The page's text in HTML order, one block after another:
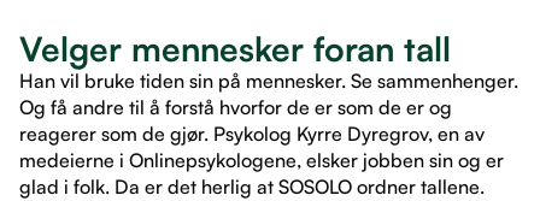
Velger mennesker foran tall
Han vil bruke tiden sin på mennesker. Se sammenhenger.
Og få andre til å forstå hvorfor de er som de er og
reagerer som de gjør. Psykolog Kyrre Dyregrov, en av
medeierne i Onlinepsykologene, elsker jobben sin og er
glad i folk. Da er det herlig at SOSOLO ordner tallene.